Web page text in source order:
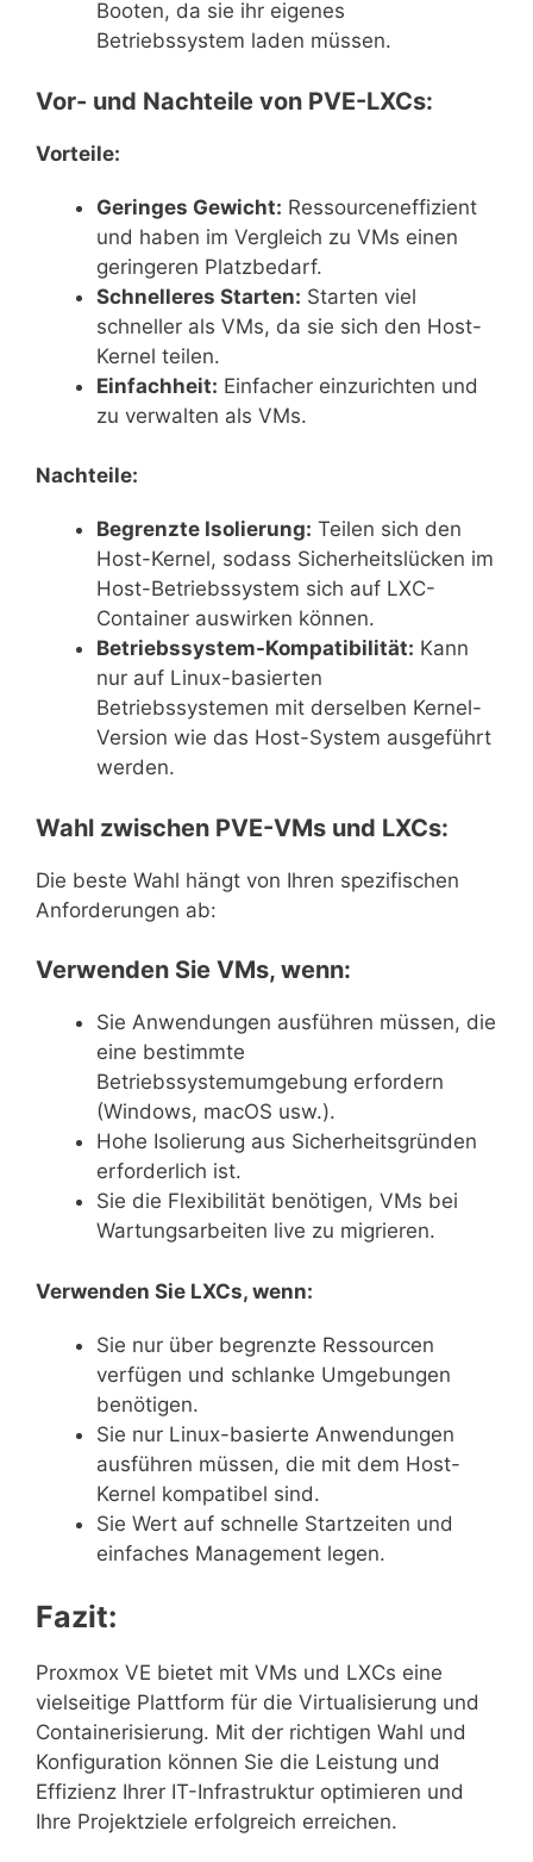
Booten, da sie ihr eigenes
Betriebssystem laden müssen.
Vor- und Nachteile von PVE-LXCs:
Vorteile:
Geringes Gewicht: Ressourceneffizient
und haben im Vergleich zu VMs einen
geringeren Platzbedarf.
Schnelleres Starten: Starten viel
schneller als VMs, da sie sich den Host-
Kernel teilen.
Einfachheit: Einfacher einzurichten und
zu verwalten als VMs.
Nachteile:
Begrenzte Isolierung: Teilen sich den
Host-Kernel, sodass Sicherheitslücken im
Host-Betriebssystem sich auf LXC-
Container auswirken können.
Betriebssystem-Kompatibilität: Kann
nur auf Linux-basierten
Betriebssystemen mit derselben Kernel-
Version wie das Host-System ausgeführt
werden.
Wahl zwischen PVE-VMs und LXCs:
Die beste Wahl hängt von Ihren spezifischen
Anforderungen ab:
Verwenden Sie VMs, wenn:
Sie Anwendungen ausführen müssen, die
eine bestimmte
Betriebssystemumgebung erfordern
(Windows, macOS usw.).
Hohe Isolierung aus Sicherheitsgründen
erforderlich ist.
Sie die Flexibilität benötigen, VMs bei
Wartungsarbeiten live zu migrieren.
Verwenden Sie LXCs, wenn:
Sie nur über begrenzte Ressourcen
verfügen und schlanke Umgebungen
benötigen.
Sie nur Linux-basierte Anwendungen
ausführen müssen, die mit dem Host-
Kernel kompatibel sind.
Sie Wert auf schnelle Startzeiten und
einfaches Management legen.
Fazit:
Proxmox VE bietet mit VMs und LXCs eine
vielseitige Plattform für die Virtualisierung und
Containerisierung. Mit der richtigen Wahl und
Konfiguration können Sie die Leistung und
Effizienz Ihrer IT-Infrastruktur optimieren und
Ihre Projektziele erfolgreich erreichen.